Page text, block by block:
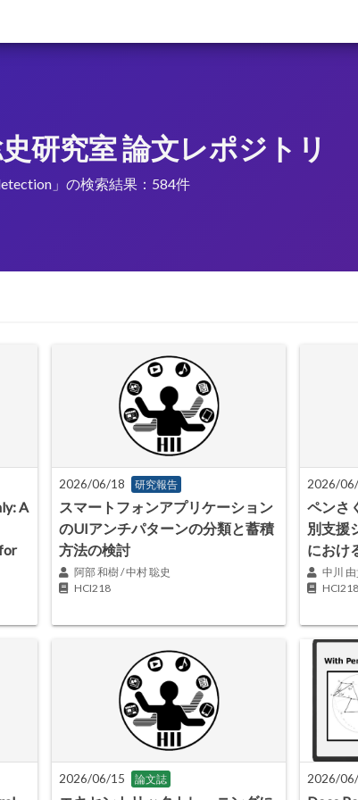
研究室 論文レポジトリ
」の検索結果：584件
A
2026/06/18 研究報告
スマートフォンアプリケーション
のUIアンチパターンの分類と蓄積
方法の検討
阿部 和樹 / 中村 聡史
HCI218
2026/
ペンさ
別支援
におけ
中川
HCI218
2026/06/15 論文誌 2026/